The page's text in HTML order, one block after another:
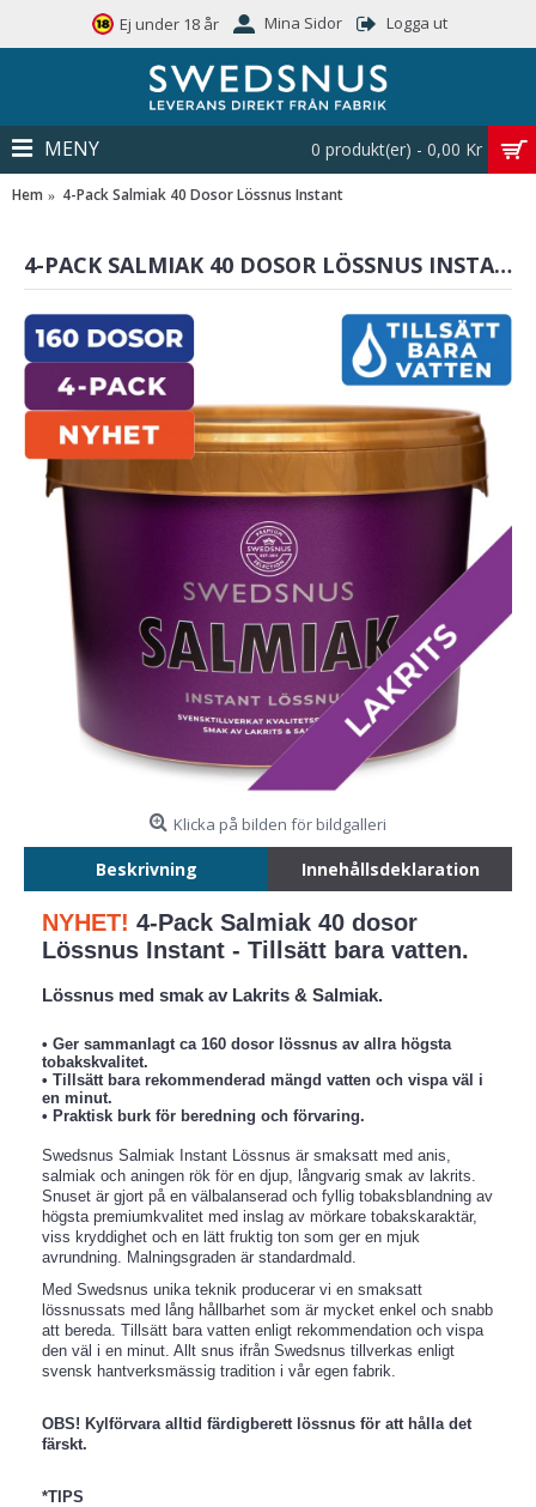
Ej under 18 år Mina Sidor Logga ut
0 produkt(er) - 0,00 Kr
MENY
Hem 4-Pack Salmiak 40 Dosor Lössnus Instant
4-PACK SALMIAK 40 DOSOR LÖSSNUS INSTANT
Klicka på bilden för bildgalleri
Beskrivning Innehållsdeklaration
NYHET! 4-Pack Salmiak 40 dosor
Lössnus Instant - Tillsätt bara vatten.
Lössnus med smak av Lakrits & Salmiak.
• Ger sammanlagt ca 160 dosor lössnus av allra högsta
tobakskvalitet.
• Tillsätt bara rekommenderad mängd vatten och vispa väl i
en minut.
• Praktisk burk för beredning och förvaring.
Swedsnus Salmiak Instant Lössnus är smaksatt med anis,
salmiak och aningen rök för en djup, långvarig smak av lakrits.
Snuset är gjort på en välbalanserad och fyllig tobaksblandning av
högsta premiumkvalitet med inslag av mörkare tobakskaraktär,
viss kryddighet och en lätt fruktig ton som ger en mjuk
avrundning. Malningsgraden är standardmald.
Med Swedsnus unika teknik producerar vi en smaksatt
lössnussats med lång hållbarhet som är mycket enkel och snabb
att bereda. Tillsätt bara vatten enligt rekommendation och vispa
den väl i en minut. Allt snus ifrån Swedsnus tillverkas enligt
svensk hantverksmässig tradition i vår egen fabrik.
OBS! Kylförvara alltid färdigberett lössnus för att hålla det
färskt.
*TIPS